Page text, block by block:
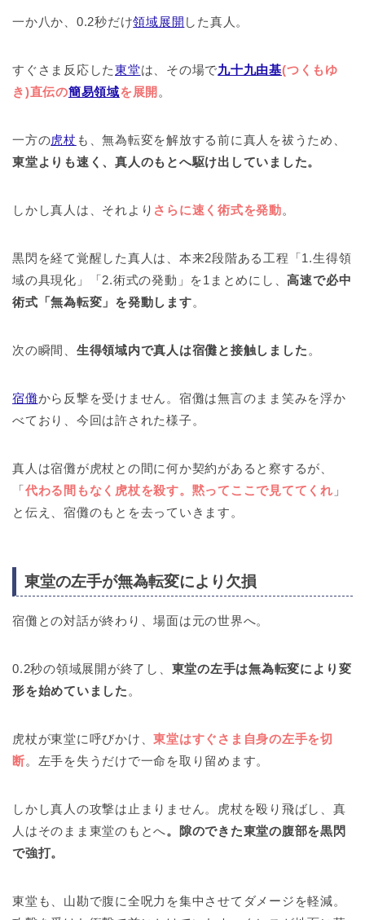
一か八か、0.2秒だけ領域展開 した真人。
すぐさま反応した東堂は、その場で九十九由基(つくもゆ
き)直伝の簡易領域を展開 。
一方の虎杖 も、無為転変を解放する前に真人を祓うため、
東堂よりも速く、真人のもとへ駆け出していました。
しかし真人は、それより さらに速く術式を発動。
黒閃を経て覚醒した真人は、本来2段階ある工程「1.生得領
域の具現化」「2.術式の発動」を1まとめにし、高速で必中
術式「無為転変」を発動します。
次の瞬間、 生得領域内で真人は宿儺と接触しました 。
宿儺から反撃を受けません。宿儺は無言のまま笑みを浮か
べており、今回は許された様子。
真人は宿儺が虎杖との間に何か契約があると察するが、
「代わる間もなく虎杖を殺す。黙ってここで見ててくれ 」
と伝え、宿儺のもとを去っていきます。
東堂の左手が無為転変により欠損
宿儺との対話が終わり、場面は元の世界へ。
0.2秒の領域展開が終了し、 東堂の左手は無為転変により変
形を始めていました。
虎杖が東堂に呼びかけ、東堂はすぐさま自身の左手を切
断。左手を失うだけで一命を取り留めます。
しかし真人の攻撃は止まりません。虎杖を殴り飛ばし、真
人はそのまま東堂のもとへ。隙のできた東堂の腹部を黒閃
で強打。
東堂も、山勘で腹に全呪力を集中させてダメージを軽減。